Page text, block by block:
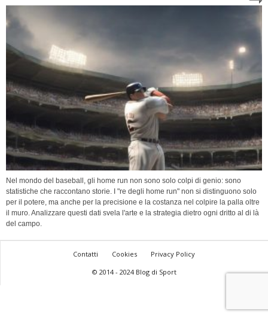
Nel mondo del baseball, gli home run non sono solo colpi di genio: sono
statistiche che raccontano storie. I "re degli home run" non si distinguono solo
per il potere, ma anche per la precisione e la costanza nel colpire la palla oltre
il muro. Analizzare questi dati svela l'arte e la strategia dietro ogni dritto al di là
del campo.
Contatti Cookies
Privacy Policy
© 2014 - 2024 Blog di Sport